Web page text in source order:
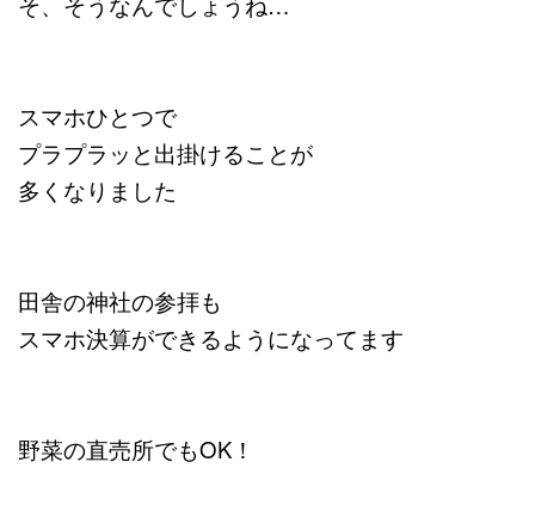
スマホひとつで
プラプラッと出掛けることが
多くなりました
田舎の神社の参拝も
スマホ決算ができるようになってます
野菜の直売所でもOK！